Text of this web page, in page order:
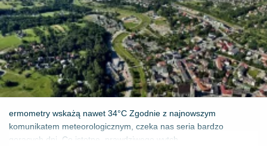
ermometry wskażą nawet 34°C Zgodnie z najnowszym
komunikatem meteorologicznym, czeka nas seria bardzo
gorących dni. Co istotne, prawdziwego wytch...